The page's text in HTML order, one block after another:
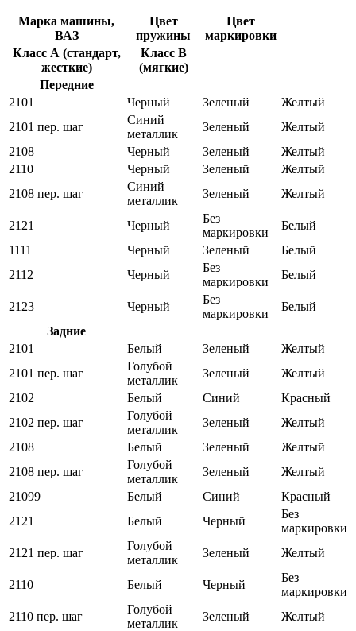
Марка машины,
ВАЗ
Цвет
пружины
Цвет
маркировки
Класс А (стандарт,
жесткие)
Класс В
(мягкие)
Передние
2101
Черный Зеленый
Желтый
2101 пер. шаг
Синий
металлик
Зеленый
Желтый
2108
Черный Зеленый
Желтый
2110
Черный Зеленый
Желтый
2108 пер. шаг
Синий
металлик
Зеленый Желтый
2121 Черный
Без
маркировки
Белый
1111
Черный Зеленый
Белый
2112
Черный
Без
маркировки
Белый
2123 Черный
Без
маркировки
Белый
Задние
2101
Белый Зеленый
Желтый
2101 пер. шаг
Голубой
металлик
Зеленый
Желтый
2102
Белый Синий
Красный
2102 пер. шаг
Голубой
металлик
Зеленый
Желтый
2108
Белый Зеленый
Желтый
2108 пер. шаг
Голубой
металлик
Зеленый
Желтый
21099
Белый Синий
Красный
2121
Белый Черный
Без
маркировки
2121 пер. шаг
Голубой
металлик
Зеленый Желтый
2110 Белый Черный
Без
маркировки
2110 пер. шаг
Голубой
металлик
Зеленый Желтый